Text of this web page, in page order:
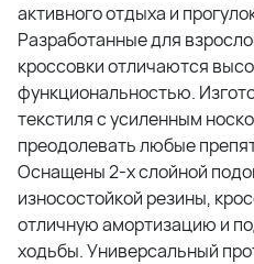
активного отдыха и
Разработанные для
кроссовки отличаются
функциональностью.
текстиля с усиленным
преодолевать любые
Оснащены 2-х слойной
износостойкой резины,
отличную амортизацию и
ходьбы. Универсальный